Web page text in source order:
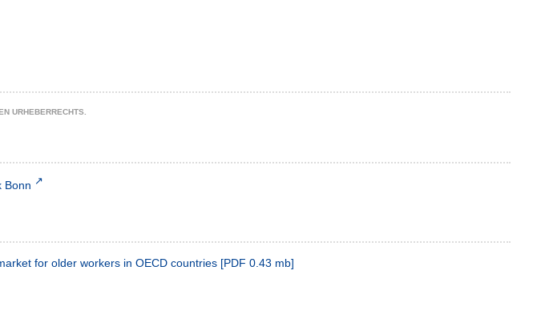
URHEBERRECHTS.
Bonn
for older workers in OECD countries [PDF 0.43 mb]